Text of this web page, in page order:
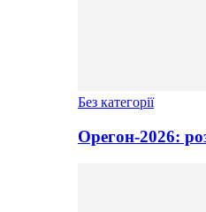
Без категорії
Орегон-2026: